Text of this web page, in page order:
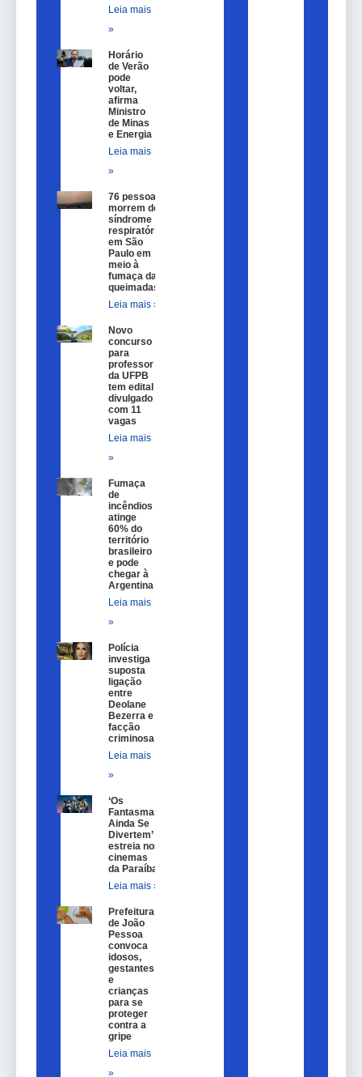
Leia mais
»
Horário
de Verão
pode
voltar,
afirma
Ministro
de Minas
e Energia
Leia mais
»
76 pessoas
morrem de
síndrome
respiratória
em São
Paulo em
meio à
fumaça das
queimadas
Leia mais »
Novo
concurso
para
professor
da UFPB
tem edital
divulgado
com 11
vagas
Leia mais
»
Fumaça
de
incêndios
atinge
60% do
território
brasileiro
e pode
chegar à
Argentina
Leia mais
»
Polícia
investiga
suposta
ligação
entre
Deolane
Bezerra e
facção
criminosa
Leia mais
»
‘Os
Fantasmas
Ainda Se
Divertem’
estreia nos
cinemas
da Paraíba
Leia mais »
Prefeitura
de João
Pessoa
convoca
idosos,
gestantes
e
crianças
para se
proteger
contra a
gripe
Leia mais
»